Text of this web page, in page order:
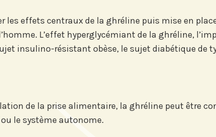
effets centraux de la ghréline puis mise en
L’effet hyperglycémiant de la ghréline,
insulino-résistant obèse, le sujet diabétique de
de la prise alimentaire, la ghréline peut être
le système autonome.